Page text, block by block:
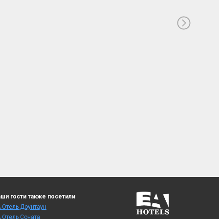
гости также посетили
Отель Доунтаун
Отель Cоната